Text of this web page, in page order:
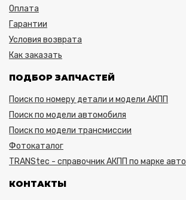
Оплата
Гарантии
Условия возврата
Как заказать
ПОДБОР ЗАПЧАСТЕЙ
Поиск по номеру детали и модели АКПП
Поиск по модели автомобиля
Поиск по модели трансмиссии
Фотокаталог
TRANStec - справочник АКПП по марке авто
КОНТАКТЫ